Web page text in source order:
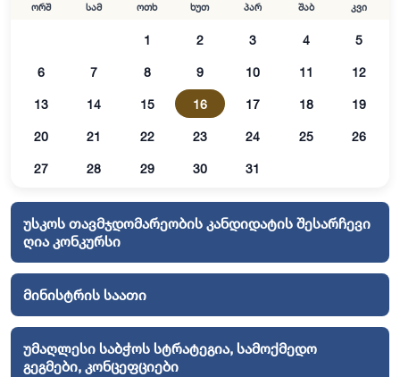
ორშ სამ ოთხ ხუთ პარ შაბ კვი
1 2 3 4 5
6 7 8 9 10 11 12
13 14 15 16 17 18 19
20 21 22 23 24 25 26
27 28 29 30 31
უსკოს თავმჯდომარეობის კანდიდატის შესარჩევი
ღია კონკურსი
მინისტრის საათი
უმაღლესი საბჭოს სტრატეგია, სამოქმედო
გეგმები, კონცეფციები